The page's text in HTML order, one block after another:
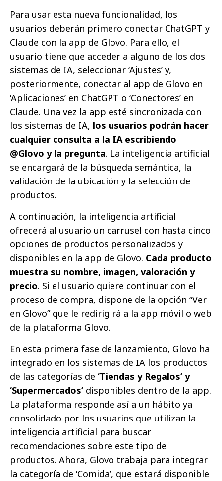
Para usar esta nueva funcionalidad, los
usuarios deberán primero conectar ChatGPT y
Claude con la app de Glovo. Para ello, el
usuario tiene que acceder a alguno de los dos
sistemas de IA, seleccionar ‘Ajustes’ y,
posteriormente, conectar al app de Glovo en
‘Aplicaciones’ en ChatGPT o ‘Conectores’ en
Claude. Una vez la app esté sincronizada con
los sistemas de IA, los usuarios podrán hacer
cualquier consulta a la IA escribiendo
@Glovo y la pregunta. La inteligencia artificial
se encargará de la búsqueda semántica, la
validación de la ubicación y la selección de
productos.
A continuación, la inteligencia artificial
ofrecerá al usuario un carrusel con hasta cinco
opciones de productos personalizados y
disponibles en la app de Glovo. Cada producto
muestra su nombre, imagen, valoración y
precio. Si el usuario quiere continuar con el
proceso de compra, dispone de la opción “Ver
en Glovo” que le redirigirá a la app móvil o web
de la plataforma Glovo.
En esta primera fase de lanzamiento, Glovo ha
integrado en los sistemas de IA los productos
de las categorías de ‘Tiendas y Regalos’ y
‘Supermercados’ disponibles dentro de la app.
La plataforma responde así a un hábito ya
consolidado por los usuarios que utilizan la
inteligencia artificial para buscar
recomendaciones sobre este tipo de
productos. Ahora, Glovo trabaja para integrar
la categoría de ‘Comida’, que estará disponible